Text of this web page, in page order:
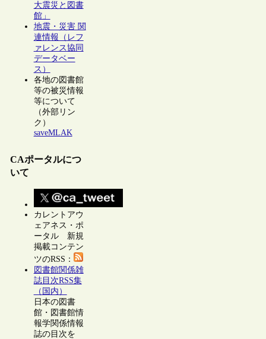
大震災と図書
館」
地震・災害 関
連情報（レフ
ァレンス協同
データベー
ス）
各地の図書館
等の被災情報
等について
（外部リン
ク）
saveMLAK
CAポータルにつ
いて
カレントアウ
ェアネス・ポ
ータル 新規
掲載コンテン
ツのRSS：
図書館関係雑
誌目次RSS集
（国内）
日本の図書
館・図書館情
報学関係情報
誌の目次を